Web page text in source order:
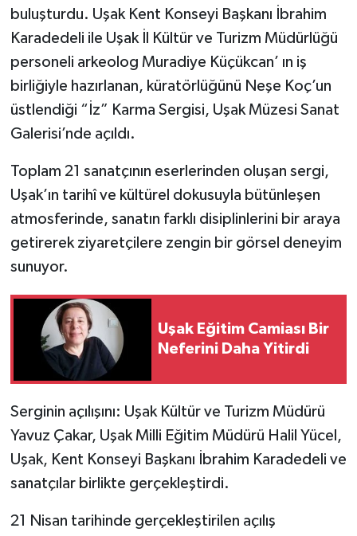
buluşturdu. Uşak Kent Konseyi Başkanı İbrahim
Karadedeli ile Uşak İl Kültür ve Turizm Müdürlüğü
personeli arkeolog Muradiye Küçükcan’ ın iş
birliğiyle hazırlanan, küratörlüğünü Neşe Koç’un
üstlendiği “İz” Karma Sergisi, Uşak Müzesi Sanat
Galerisi’nde açıldı.
Toplam 21 sanatçının eserlerinden oluşan sergi,
Uşak’ın tarihî ve kültürel dokusuyla bütünleşen
atmosferinde, sanatın farklı disiplinlerini bir araya
getirerek ziyaretçilere zengin bir görsel deneyim
sunuyor.
Uşak Eğitim Camiası Bir
Neferini Daha Yitirdi
Serginin açılışını: Uşak Kültür ve Turizm Müdürü
Yavuz Çakar, Uşak Milli Eğitim Müdürü Halil Yücel,
Uşak, Kent Konseyi Başkanı İbrahim Karadedeli ve
sanatçılar birlikte gerçekleştirdi.
21 Nisan tarihinde gerçekleştirilen açılış